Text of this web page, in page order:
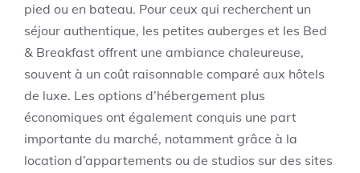
pied ou en bateau. Pour ceux qui recherchent un
séjour authentique, les petites auberges et les Bed
& Breakfast offrent une ambiance chaleureuse,
souvent à un coût raisonnable comparé aux hôtels
de luxe. Les options d’hébergement plus
économiques ont également conquis une part
importante du marché, notamment grâce à la
location d’appartements ou de studios sur des sites